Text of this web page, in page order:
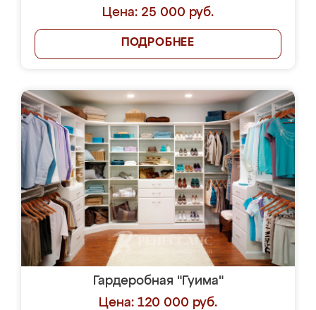
Цена: 25 000 руб.
ПОДРОБНЕЕ
Гардеробная "Гуима"
Цена: 120 000 руб.